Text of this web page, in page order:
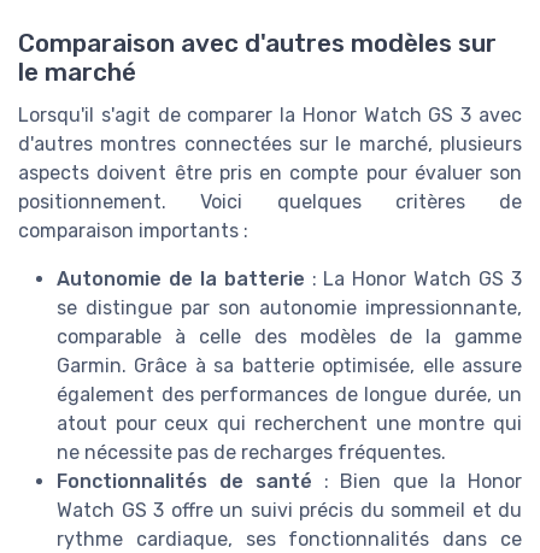
Comparaison avec d'autres modèles sur
le marché
Lorsqu'il s'agit de comparer la Honor Watch GS 3 avec
d'autres montres connectées sur le marché, plusieurs
aspects doivent être pris en compte pour évaluer son
positionnement. Voici quelques critères de
comparaison importants :
Autonomie de la batterie : La Honor Watch GS 3
se distingue par son autonomie impressionnante,
comparable à celle des modèles de la gamme
Garmin. Grâce à sa batterie optimisée, elle assure
également des performances de longue durée, un
atout pour ceux qui recherchent une montre qui
ne nécessite pas de recharges fréquentes.
Fonctionnalités de santé : Bien que la Honor
Watch GS 3 offre un suivi précis du sommeil et du
rythme cardiaque, ses fonctionnalités dans ce